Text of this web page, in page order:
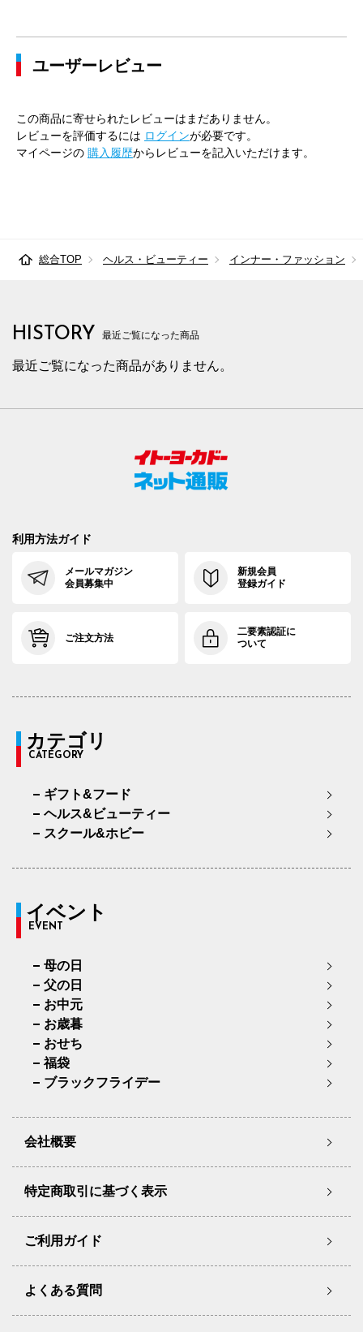
ユーザーレビュー
この商品に寄せられたレビューはまだありません。
レビューを評価するには ログインが必要です。
マイページの 購入履歴からレビューを記入いただけます。
総合TOP ヘルス・ビューティー インナー・ファッション
HISTORY 最近ご覧になった商品
最近ご覧になった商品がありません。
利用方法ガイド
メールマガジン
会員募集中
新規会員
登録ガイド
ご注文方法
二要素認証に
ついて
カテゴリ
CATEGORY
ギフト&フード
ヘルス&ビューティー
スクール&ホビー
イベント
EVENT
母の日
父の日
お中元
お歳暮
おせち
福袋
ブラックフライデー
会社概要
特定商取引に基づく表示
ご利用ガイド
よくある質問